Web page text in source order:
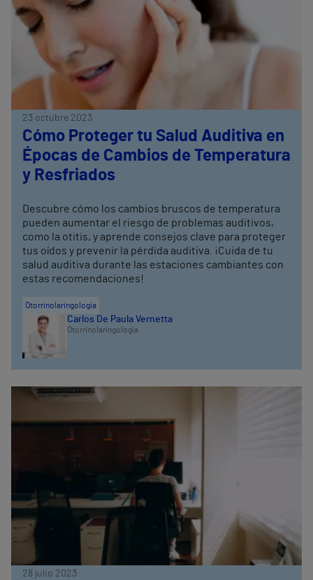
23 octubre 2023
Cómo Proteger tu Salud Auditiva en
Épocas de Cambios de Temperatura
y Resfriados
Descubre cómo los cambios bruscos de temperatura
pueden aumentar el riesgo de problemas auditivos,
como la otitis, y aprende consejos clave para proteger
tus oídos y prevenir la pérdida auditiva. ¡Cuida de tu
salud auditiva durante las estaciones cambiantes con
estas recomendaciones!
Otorrinolaringología
Carlos De Paula Vernetta
Otorrinolaringología
28 julio 2023